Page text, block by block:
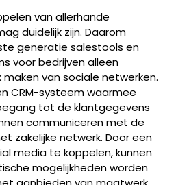
van allerhande
duidelijk zijn. Daarom
generatie salestools en
voor bedrijven alleen
van sociale netwerken.
CRM-systeem waarmee
tot de klantgegevens
communiceren met de
zakelijke netwerk. Door een
media te koppelen, kunnen
mogelijkheden worden